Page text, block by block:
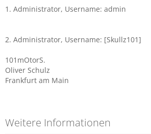
1. Administrator, Username: admin
2. Administrator, Username: [Skullz101]
101mOtorS.
Oliver Schulz
Frankfurt am Main
Weitere Informationen